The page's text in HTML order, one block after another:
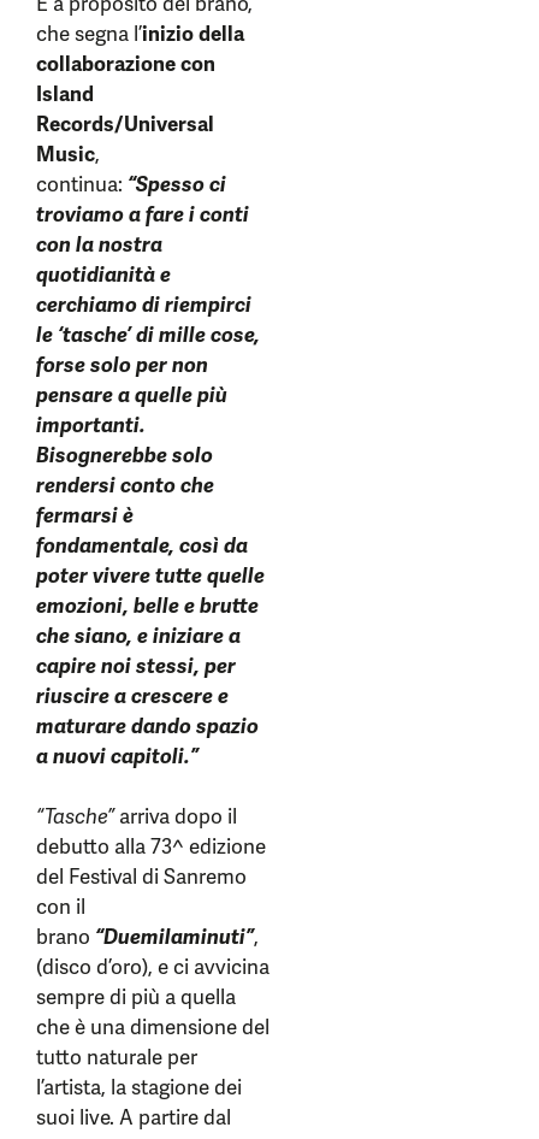
che segna l’inizio della
collaborazione con
Island
Records/Universal
Music,
continua: “Spesso ci
troviamo a fare i conti
con la nostra
quotidianità e
cerchiamo di riempirci
le ‘tasche’ di mille cose,
forse solo per non
pensare a quelle più
importanti.
Bisognerebbe solo
rendersi conto che
fermarsi è
fondamentale, così da
poter vivere tutte quelle
emozioni, belle e brutte
che siano, e iniziare a
capire noi stessi, per
riuscire a crescere e
maturare dando spazio
a nuovi capitoli.”
“Tasche”arriva dopo il
debutto alla 73^ edizione
del Festival di Sanremo
con il
brano “Duemilaminuti”,
(disco d’oro), e ci avvicina
sempre di più a quella
che è una dimensione del
tutto naturale per
l’artista, la stagione dei
suoi live. A partire dal